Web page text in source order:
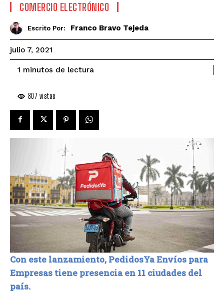
COMERCIO ELECTRÓNICO
Escrito Por: Franco Bravo Tejeda
julio 7, 2021
1 minutos de lectura
807 vistas
Con este lanzamiento, PedidosYa Envíos para
Empresas tiene presencia en 11 ciudades del
país.